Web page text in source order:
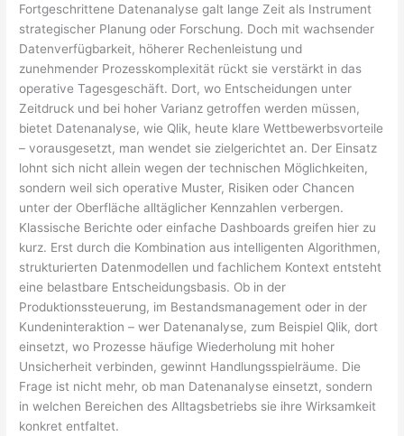
Fortgeschrittene Datenanalyse galt lange Zeit als Instrument
strategischer Planung oder Forschung. Doch mit wachsender
Datenverfügbarkeit, höherer Rechenleistung und
zunehmender Prozesskomplexität rückt sie verstärkt in das
operative Tagesgeschäft. Dort, wo Entscheidungen unter
Zeitdruck und bei hoher Varianz getroffen werden müssen,
bietet Datenanalyse, wie Qlik, heute klare Wettbewerbsvorteile
– vorausgesetzt, man wendet sie zielgerichtet an. Der Einsatz
lohnt sich nicht allein wegen der technischen Möglichkeiten,
sondern weil sich operative Muster, Risiken oder Chancen
unter der Oberfläche alltäglicher Kennzahlen verbergen.
Klassische Berichte oder einfache Dashboards greifen hier zu
kurz. Erst durch die Kombination aus intelligenten Algorithmen,
strukturierten Datenmodellen und fachlichem Kontext entsteht
eine belastbare Entscheidungsbasis. Ob in der
Produktionssteuerung, im Bestandsmanagement oder in der
Kundeninteraktion – wer Datenanalyse, zum Beispiel Qlik, dort
einsetzt, wo Prozesse häufige Wiederholung mit hoher
Unsicherheit verbinden, gewinnt Handlungsspielräume. Die
Frage ist nicht mehr, ob man Datenanalyse einsetzt, sondern
in welchen Bereichen des Alltagsbetriebs sie ihre Wirksamkeit
konkret entfaltet.